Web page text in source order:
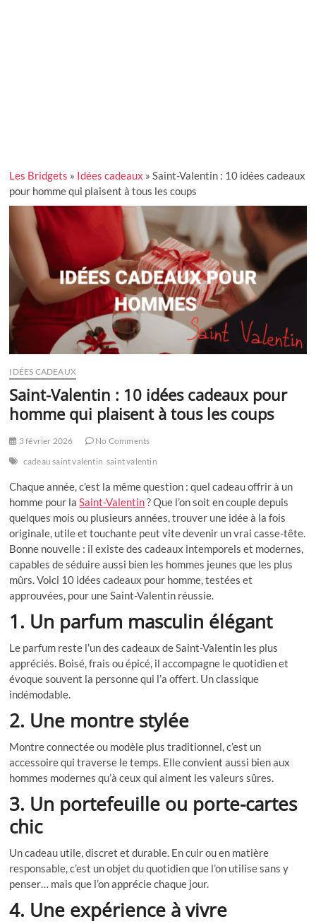
Les Bridgets » Idées cadeaux »Saint-Valentin : 10 idées cadeaux
pour homme qui plaisent à tous les coups
IDÉES CADEAUX
Saint-Valentin : 10 idées cadeaux pour
homme qui plaisent à tous les coups
3 février 2026
No Comments
cadeau saint valentin saint valentin
Chaque année, c’est la même question : quel cadeau offrir à un
homme pour laSaint-Valentin? Que l’on soit en couple depuis
quelques mois ou plusieurs années, trouver une idée à la fois
originale, utile et touchante peut vite devenir un vrai casse-tête.
Bonne nouvelle : il existe des cadeaux intemporels et modernes,
capables de séduire aussi bien les hommes jeunes que les plus
mûrs. Voici 10 idées cadeaux pour homme, testées et
approuvées, pour une Saint-Valentin réussie.
1. Un parfum masculin élégant
Le parfum reste l’un des cadeaux de Saint-Valentin les plus
appréciés. Boisé, frais ou épicé, il accompagne le quotidien et
évoque souvent la personne qui l’a offert. Un classique
indémodable.
2. Une montre stylée
Montre connectée ou modèle plus traditionnel, c’est un
accessoire qui traverse le temps. Elle convient aussi bien aux
hommes modernes qu’à ceux qui aiment les valeurs sûres.
3. Un portefeuille ou porte-cartes
chic
Un cadeau utile, discret et durable. En cuir ou en matière
responsable, c’est un objet du quotidien que l’on utilise sans y
penser… mais que l’on apprécie chaque jour.
4. Une expérience à vivre